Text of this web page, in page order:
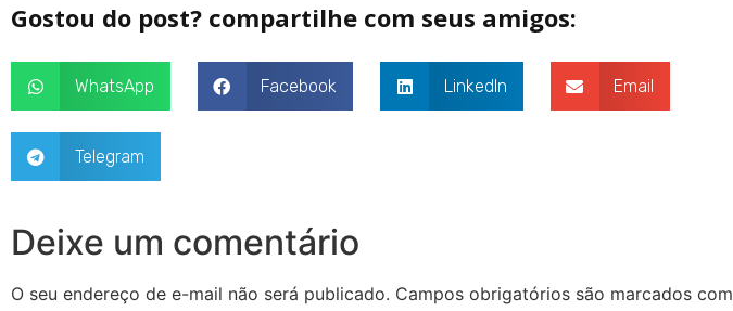
Gostou do post? compartilhe com seus amigos:
WhatsApp Facebook LinkedIn Email
Telegram
Deixe um comentário
O seu endereço de e-mail não será publicado. Campos obrigatórios são marcados com